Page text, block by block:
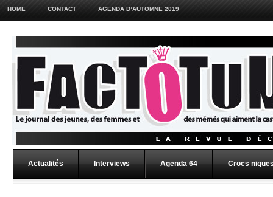
HOME CONTACT AGENDA D’AUTOMNE 2019
Actualités Interviews Agenda 64 Crocs